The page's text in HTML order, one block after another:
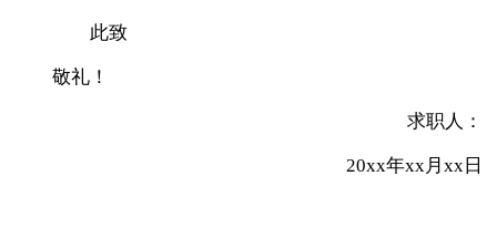
此致
敬礼！
求职人：
20xx年xx月xx日